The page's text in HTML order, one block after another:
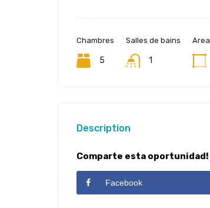
Chambres
5
Salles de bains
1
Area
Description
Comparte esta oportunidad!
Facebook